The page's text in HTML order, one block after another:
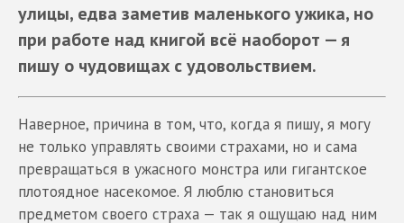
улицы, едва заметив маленького ужика, но
при работе над книгой всё наоборот — я
пишу о чудовищах с удовольствием.
Наверное, причина в том, что, когда я пишу, я могу
не только управлять своими страхами, но и сама
превращаться в ужасного монстра или гигантское
плотоядное насекомое. Я люблю становиться
предметом своего страха — так я ощущаю над ним